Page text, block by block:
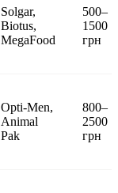
Solgar,
Biotus,
MegaFood
500–
1500
грн
Opti-Men,
Animal
Pak
800–
2500
грн